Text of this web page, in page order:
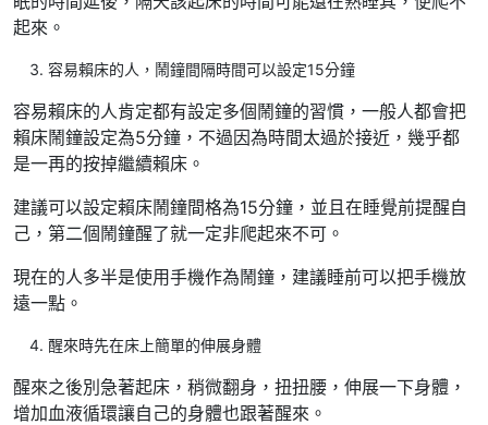
起來。
容易賴床的人，鬧鐘間隔時間可以設定15分鐘
容易賴床的人肯定都有設定多個鬧鐘的習慣，一般人都會把
賴床鬧鐘設定為5分鐘，不過因為時間太過於接近，幾乎都
是一再的按掉繼續賴床。
建議可以設定賴床鬧鐘間格為15分鐘，並且在睡覺前提醒自
己，第二個鬧鐘醒了就一定非爬起來不可。
現在的人多半是使用手機作為鬧鐘，建議睡前可以把手機放
遠一點。
醒來時先在床上簡單的伸展身體
醒來之後別急著起床，稍微翻身，扭扭腰，伸展一下身體，
增加血液循環讓自己的身體也跟著醒來。